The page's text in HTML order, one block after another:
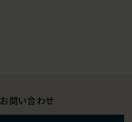
お問い合わせ